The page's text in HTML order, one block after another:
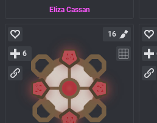
Eliza Cassan
6
16